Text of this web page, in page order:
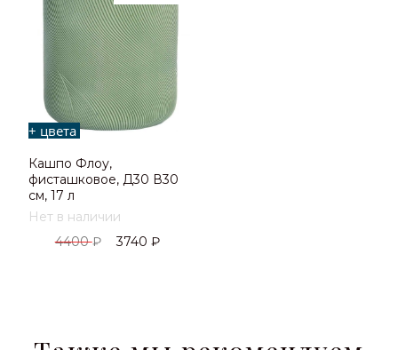
+ цвета
Кашпо Флоу,
фисташковое, Д30 В30
см, 17 л
Нет в наличии
4400₽ 3740 ₽